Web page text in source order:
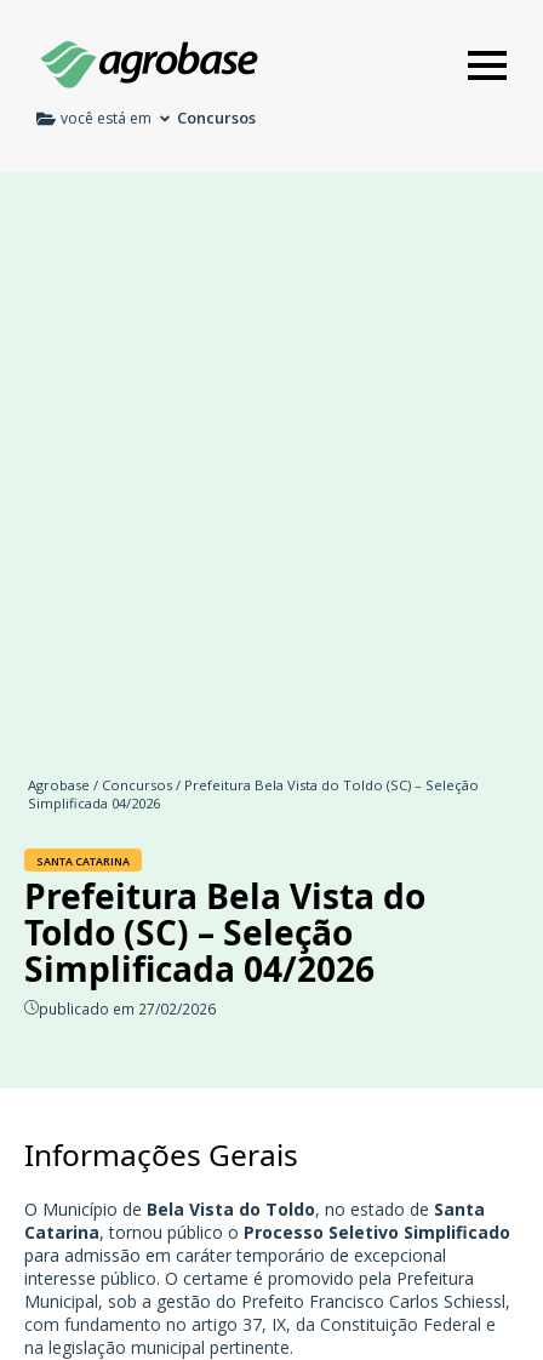
você está em Concursos
Agrobase / Concursos / Prefeitura Bela Vista do Toldo (SC) – Seleção
Simplificada 04/2026
SANTA CATARINA
Prefeitura Bela Vista do
Toldo (SC) – Seleção
Simplificada 04/2026
publicado em 27/02/2026
Informações Gerais
O Município de Bela Vista do Toldo, no estado de Santa
Catarina, tornou público o Processo Seletivo Simplificado
para admissão em caráter temporário de excepcional
interesse público. O certame é promovido pela Prefeitura
Municipal, sob a gestão do Prefeito Francisco Carlos Schiessl,
com fundamento no artigo 37, IX, da Constituição Federal e
na legislação municipal pertinente.